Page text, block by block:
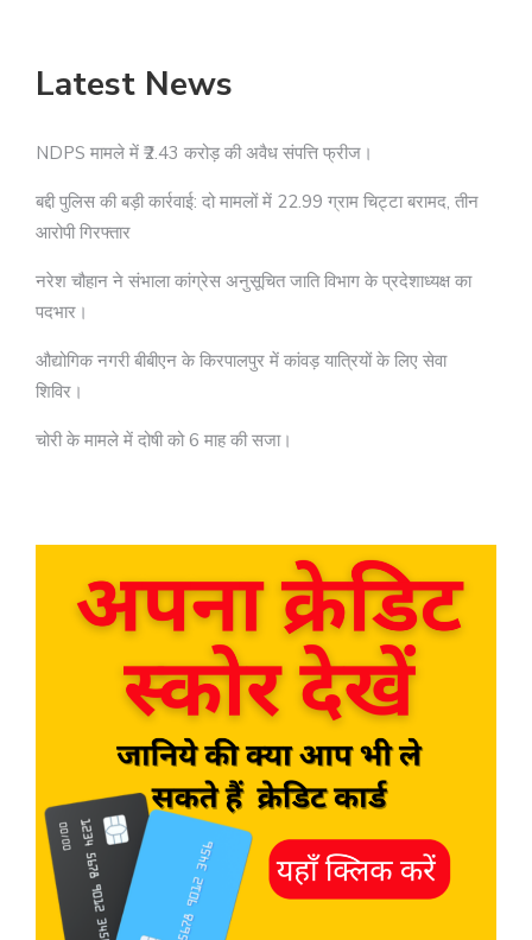
Latest News
NDPS मामले में ₹2.43 करोड़ की अवैध संपत्ति फ्रीज।
बद्दी पुलिस की बड़ी कार्रवाई: दो मामलों में 22.99 ग्राम चिट्टा बरामद, तीन
आरोपी गिरफ्तार
नरेश चौहान ने संभाला कांग्रेस अनुसूचित जाति विभाग के प्रदेशाध्यक्ष का
पदभार।
औद्योगिक नगरी बीबीएन के किरपालपुर में कांवड़ यात्रियों के लिए सेवा
शिविर।
चोरी के मामले में दोषी को 6 माह की सजा।